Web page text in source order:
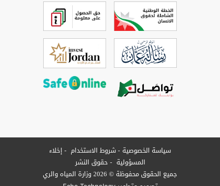
سياسة الخصوصية شروط الاستخدام
إخلاء
المسؤولية
حقوق النشر
جميع الحقوق محفوظة © 2026 وزارة المياه والري